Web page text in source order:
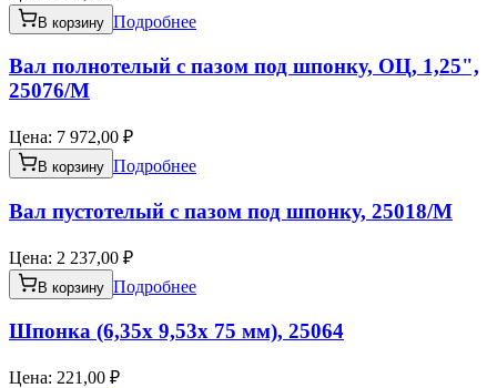
В корзину Подробнее
Вал полнотелый с пазом под шпонку, ОЦ, 1,25",
25076/M
Цена: 7 972,00 ₽
В корзину Подробнее
Вал пустотелый с пазом под шпонку, 25018/M
Цена: 2 237,00 ₽
В корзину Подробнее
Шпонка (6,35х 9,53х 75 мм), 25064
Цена: 221,00 ₽